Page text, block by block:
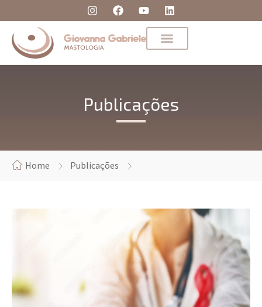
Publicações
Home Publicações